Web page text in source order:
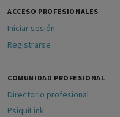
ACCESO PROFESIONALES
Iniciar sesión
Registrarse
COMUNIDAD PROFESIONAL
Directorio profesional
PsiquiLink